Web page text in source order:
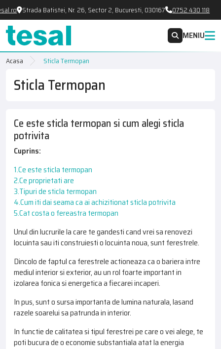
Strada Batistei, Nr. 26, Sector 2, Bucuresti, 030167 0752 430 118
MENIU
Acasa Sticla Termopan
Sticla Termopan
Ce este sticla termopan si cum alegi sticla
potrivita
Cuprins:
1.Ce este sticla termopan
2.Ce proprietati are
3.Tipuri de sticla termopan
4.Cum iti dai seama ca ai achizitionat sticla potrivita
5.Cat costa o fereastra termopan
Unul din lucrurile la care te gandesti cand vrei sa renovezi
locuinta sau iti construiesti o locuinta noua, sunt ferestrele.
Dincolo de faptul ca ferestrele actioneaza ca o bariera intre
mediul interior si exterior, au un rol foarte important in
izolarea fonica si energetica a fiecarei incaperi.
In pus, sunt o sursa importanta de lumina naturala, lasand
razele soarelui sa patrunda in interior.
In functie de calitatea si tipul ferestrei pe care o vei alege, te
poti bucura de o economie substantiala atat la energia